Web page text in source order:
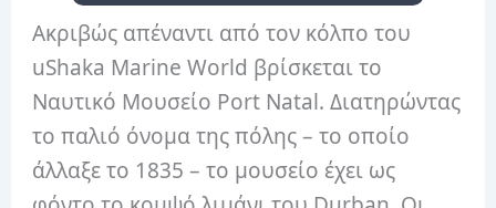
Ακριβώς απέναντι από τον κόλπο του
uShaka Marine World βρίσκεται το
Ναυτικό Μουσείο Port Natal. Διατηρώντας
το παλιό όνομα της πόλης – το οποίο
άλλαξε το 1835 – το μουσείο έχει ως